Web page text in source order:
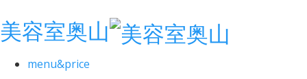
美容室奥山
menu&price